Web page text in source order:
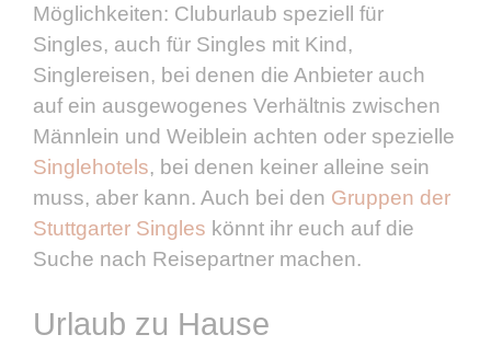
Möglichkeiten: Cluburlaub speziell für
Singles, auch für Singles mit Kind,
Singlereisen, bei denen die Anbieter auch
auf ein ausgewogenes Verhältnis zwischen
Männlein und Weiblein achten oder spezielle
Singlehotels, bei denen keiner alleine sein
muss, aber kann. Auch bei den Gruppen der
Stuttgarter Singles könnt ihr euch auf die
Suche nach Reisepartner machen.
Urlaub zu Hause